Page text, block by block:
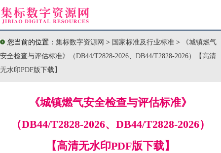
您当前的位置： 集标数字资源网 > 国家标准及行业标准 >
《城镇燃气
安全检查与评估标准》（DB44/T2828-2026、DB44/T2828-2026）【高清
无水印PDF版下载】
《城镇燃气安全检查与评估标准》
（DB44/T2828-2026、DB44/T2828-2026）
【高清无水印PDF版下载】